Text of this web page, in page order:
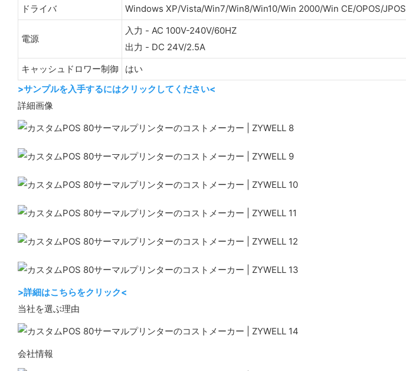
ドライバ
Windows XP/Vista/Win7/Win8/Win10/Win 2000/Win CE/OPOS/JPOS
電源
入力 - AC 100V-240V/60HZ
出力 - DC 24V/2.5A
キャッシュドロワー制御
はい
>サンプルを入手するにはクリックしてください<
詳細画像
>詳細はこちらをクリック<
当社を選ぶ理由
会社情報